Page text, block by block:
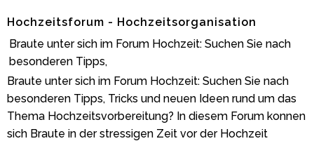
Hochzeitsforum - Hochzeitsorganisation
Braute unter sich im Forum Hochzeit: Suchen Sie nach
besonderen Tipps,
Braute unter sich im Forum Hochzeit: Suchen Sie nach
besonderen Tipps, Tricks und neuen Ideen rund um das
Thema Hochzeitsvorbereitung? In diesem Forum konnen
sich Braute in der stressigen Zeit vor der Hochzeit